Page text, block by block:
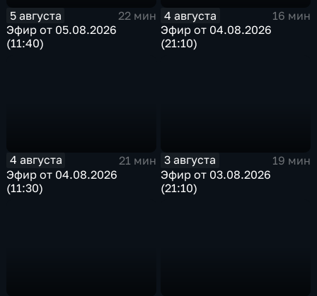
5 августа
22 мин
Эфир от 05.08.2026
(11:40)
4 августа
16 мин
Эфир от 04.08.2026
(21:10)
4 августа
21 мин
Эфир от 04.08.2026
(11:30)
3 августа
19 мин
Эфир от 03.08.2026
(21:10)